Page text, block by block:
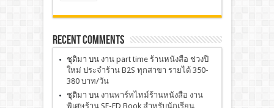
Recent Comments
ชุติมา บน งาน part time ร้านหนังสือ ช่วงปี
ใหม่ ประจำร้าน B2S ทุกสาขา รายได้ 350-
380 บาท/วัน
ชุติมา บน งานพาร์ทไทม์ร้านหนังสือ งาน
พิเศษร้าน SE-ED Book สำหรับนักเรียน